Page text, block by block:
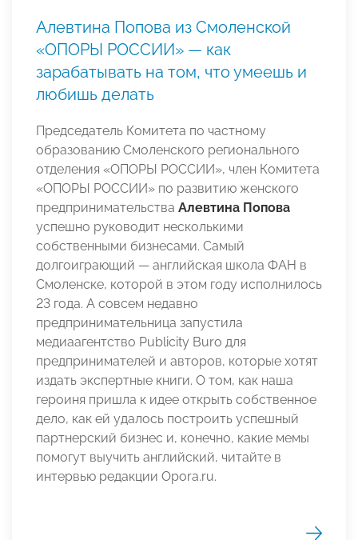
Алевтина Попова из Смоленской
«ОПОРЫ РОССИИ» — как
зарабатывать на том, что умеешь и
любишь делать
Председатель Комитета по частному
образованию Смоленского регионального
отделения «ОПОРЫ РОССИИ», член Комитета
«ОПОРЫ РОССИИ» по развитию женского
предпринимательства Алевтина Попова
успешно руководит несколькими
собственными бизнесами. Самый
долгоиграющий — английская школа ФАН в
Смоленске, которой в этом году исполнилось
23 года. А совсем недавно
предпринимательница запустила
медиаагентство Publicity Buro для
предпринимателей и авторов, которые хотят
издать экспертные книги. О том, как наша
героиня пришла к идее открыть собственное
дело, как ей удалось построить успешный
партнерский бизнес и, конечно, какие мемы
помогут выучить английский, читайте в
интервью редакции Opora.ru.